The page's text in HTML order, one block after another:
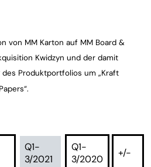
von MM Karton auf MM Board &
Kwidzyn und der damit
Produktportfolios um „Kraft
Q1-
3/2021
Q1-
3/2020
+/-